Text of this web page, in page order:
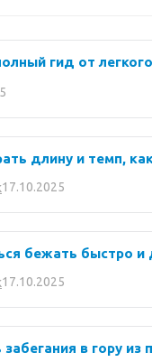
гид от
длину и темп,
17.10.2025
бежать быстро и
17.10.2025
забегания в гору